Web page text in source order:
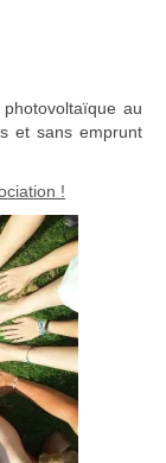
au
et sans emprunt
!